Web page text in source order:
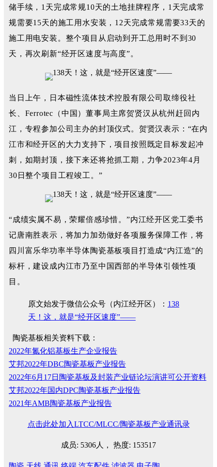
储手续，1天完成常规10天的土地挂牌程序，1天完成常
规需要15天的施工用水安装，12天完成常规需要33天的
施工用电安装。整个项目从启动到开工总用时不到30
天，再次刷新“经开区速度与高度”。
当日上午，日本磁性流体技术控股有限公司取缔役社
长、Ferrotec（中国）董事局主席贺贤汉从杭州赶回内
江，专程参加公司主办的封顶仪式。贺贤汉表示：“在内
江市和经开区的大力支持下，项目按照既定目标发起冲
刺，如期封顶，接下来还将抢抓工期，力争2023年4月
30日整个项目工程竣工。”
“成绩实属不易，荣耀倍感珍惜。”内江经开区党工委书
记唐南胜表示，将加力加劲做好各项服务保障工作，将
四川富乐华功率半导体陶瓷基板项目打造成“内江造”的
标杆，建设成内江市乃至中国西部的半导体引领性项
目。
原文始发于微信公众号（内江经开区）： 138
天！这，就是“经开区速度”——
陶瓷基板相关资料下载：
2022年氮化铝基板生产企业报告
艾邦2022年DBC陶瓷基板产业报告
2022年6月17日陶瓷基板及封装产业链论坛演讲可公开资料
艾邦2022年国内DPC陶瓷基板产业报告
2021年AMB陶瓷基板产业报告
点击此处加入LTCC/MLCC/陶瓷基板产业通讯录
成员: 5306人， 热度: 153517